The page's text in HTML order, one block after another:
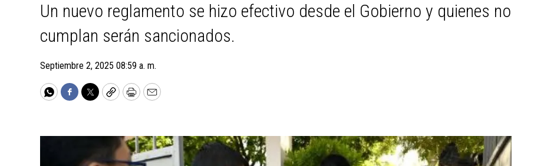
Un nuevo reglamento se hizo efectivo desde el Gobierno y quienes no
cumplan serán sancionados.
Septiembre 2, 2025 08:59 a. m.
WhatsApp
Facebook
TwitterCopyPrintEmail